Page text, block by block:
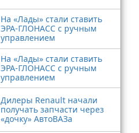
На «Лады» стали ставить
ЭРА-ГЛОНАСС с ручным
управлением
На «Лады» стали ставить
ЭРА-ГЛОНАСС с ручным
управлением
Дилеры Renault начали
получать запчасти через
«дочку» АвтоВАЗа